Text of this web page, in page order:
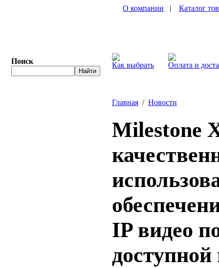
Поиск
О компании | Каталог
Как выбрать Оплата и
Главная / Новости
Milestone
IP видео
доступной